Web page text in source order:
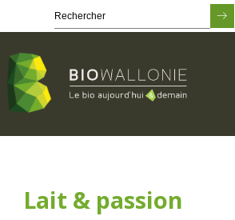
principalLait & passion